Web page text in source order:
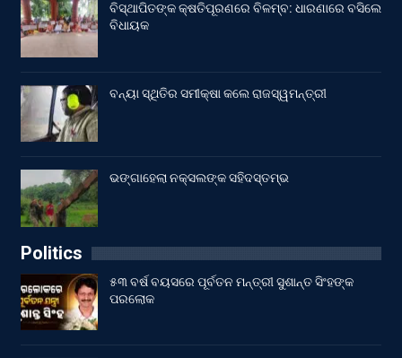
ବିସ୍ଥାପିତଙ୍କ କ୍ଷତିପୂରଣରେ ବିଳମ୍ବ: ଧାରଣାରେ ବସିଲେ
ବିଧାୟକ
ବନ୍ୟା ସ୍ଥିତିର ସମୀକ୍ଷା କଲେ ରାଜସ୍ୱମନ୍ତ୍ରୀ
ଭଙ୍ଗାହେଲା ନକ୍ସଲଙ୍କ ସହିଦସ୍ତମ୍ଭ
Politics
୫୩ ବର୍ଷ ବୟସରେ ପୂର୍ବତନ ମନ୍ତ୍ରୀ ସୁଶାନ୍ତ ସିଂହଙ୍କ
ପରଲୋକ